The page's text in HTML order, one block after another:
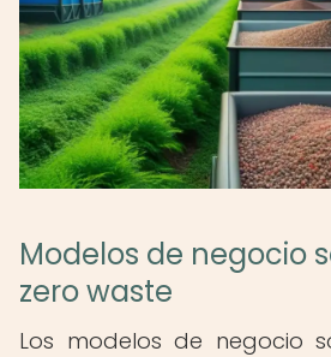
Modelos de negocio
zero waste
Los modelos de negocio